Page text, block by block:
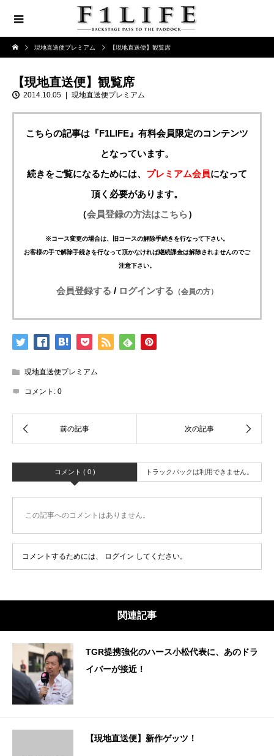
現地直送便プレミアム 【現地直送便】観覧席
【現地直送便】観覧席
2014.10.05 現地直送便プレミアム
こちらの記事は『F1LIFE』有料会員限定のコンテンツ
となっています。
続きをご覧になるためには、 プレミアム会員になって
頂く必要があります。
（会員登録の方法はこちら）
※コース変更の場合は、旧コースの解除手続きを行なって下さい。
お客様の手で解除手続きを行なって頂かなければ継続課金は解除されませんのでご
注意下さい。
会員登録する / ログインする （会員の方）
現地直送便プレミアム
コメント: 0
コメント ( 0 ) トラックバックは利用できません。
この記事へのコメントはありません。
コメントするためには、 ログイン してください。
関連記事
TGR提携強化のハース小松代表に、あのドラ
イバーが接近！
【現地直送便】新作ゲッツ！